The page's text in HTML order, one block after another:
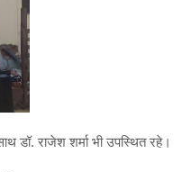
डॉ. राजेश शर्मा भी उपस्थित रहे।